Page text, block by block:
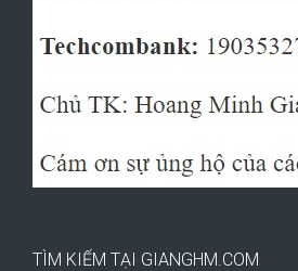
TÌM KIẾM TẠI GIANGHM.COM